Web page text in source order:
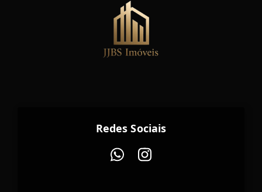
Redes Sociais